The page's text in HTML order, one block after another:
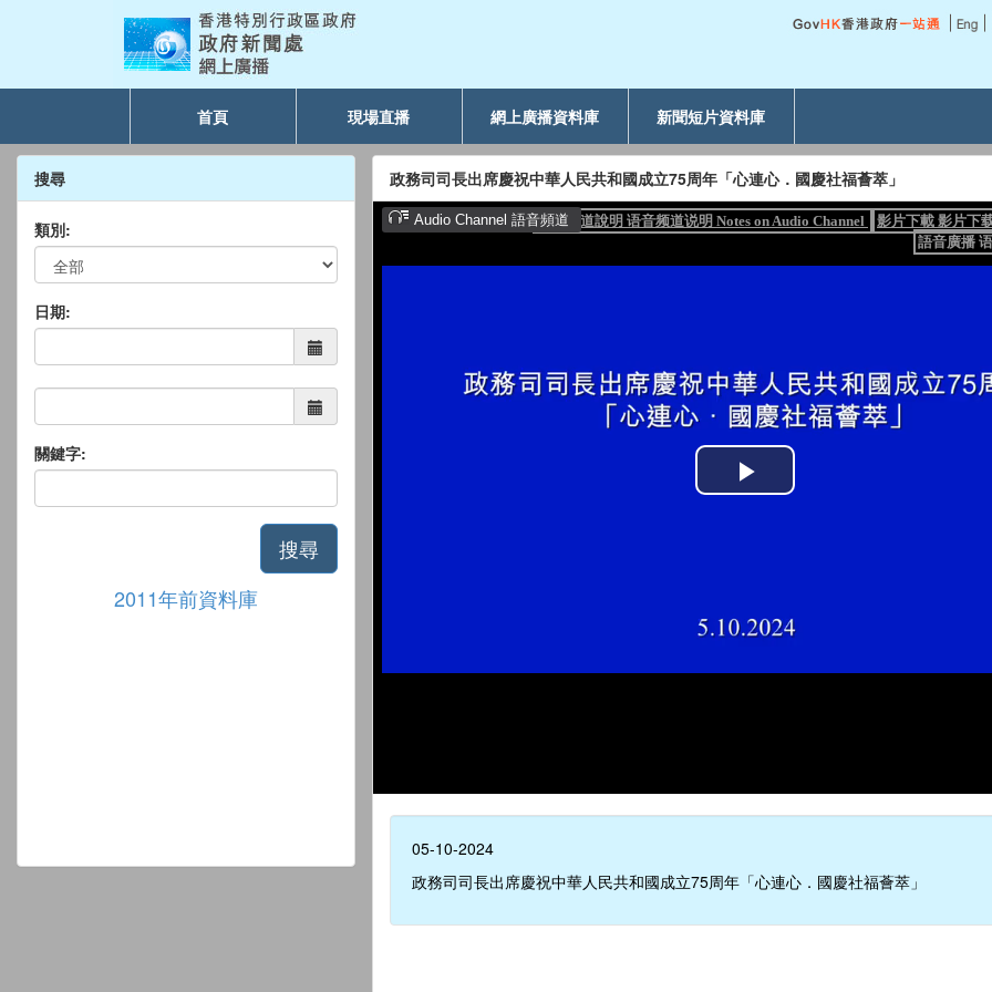
首頁 現場直播 網上廣播資料庫 新聞短片資料庫
搜尋
類別:
日期:
關鍵字:
搜尋
2011年前資料庫
政務司司長出席慶祝中華人民共和國成立75周年「心連心．國慶社福薈萃」
05-10-2024
政務司司長出席慶祝中華人民共和國成立75周年「心連心．國慶社福薈萃」